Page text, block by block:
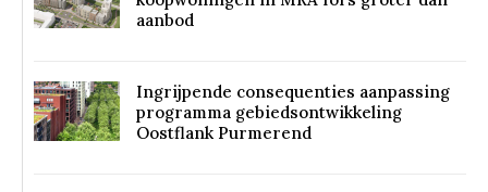
aanbod
Ingrijpende consequenties aanpassing
programma gebiedsontwikkeling
Oostflank Purmerend